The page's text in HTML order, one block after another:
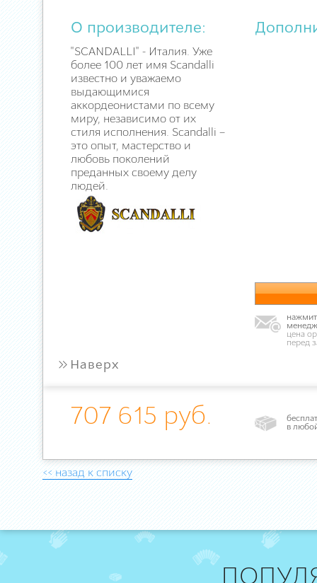
О производителе:
"SCANDALLI" - Италия. Уже
более 100 лет имя Scandalli
известно и уважаемо
выдающимися
аккордеонистами по всему
миру, независимо от их
стиля исполнения. Scandalli –
это опыт, мастерство и
любовь поколений
преданных своему делу
людей.
цена
перед
» Наверх
707 615 руб.
в
<< назад к списку